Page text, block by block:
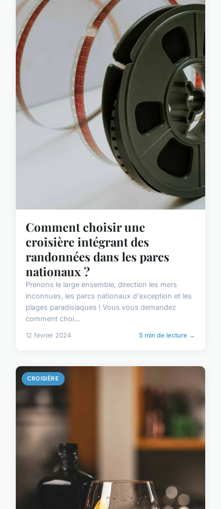
Comment choisir une
croisière intégrant des
randonnées dans les parcs
nationaux ?
Prenons le large ensemble, direction les mers
inconnues, les parcs nationaux d'exception et les
plages paradisiaques ! Vous vous demandez
comment choi...
12 février 2024 5 min de lecture →
CROISIÈRE